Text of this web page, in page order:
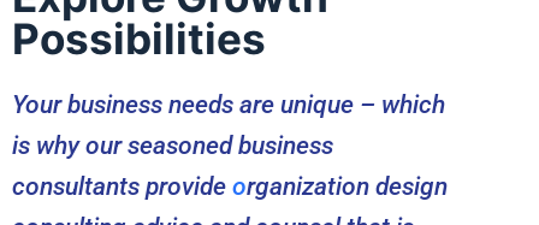
Possibilities
Your business needs are unique – which
is why our seasoned business
consultants provide organization design